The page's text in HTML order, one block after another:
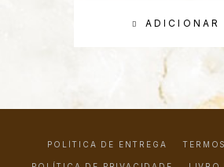
ADICIONAR
POLÍTICA DE ENTREGA